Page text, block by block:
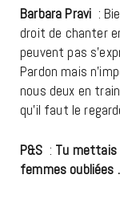
Barbara Pravi :
droit de chanter
peuvent pas
Pardon mais
nous deux en
qu’il faut le
P&S : Tu mettais
femmes oubliées